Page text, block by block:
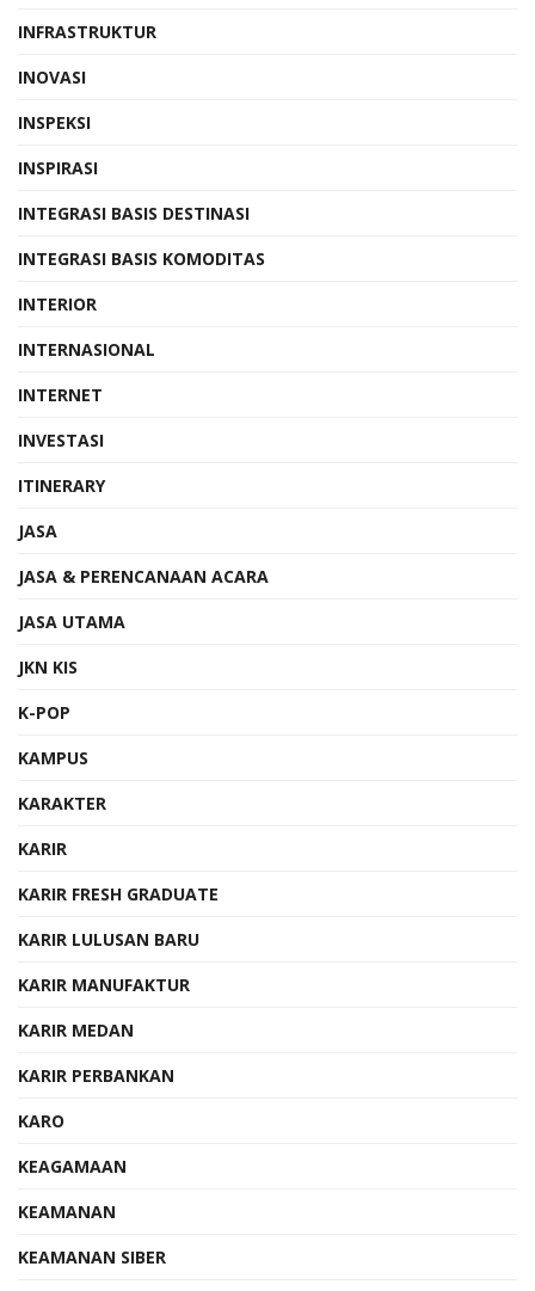
INFRASTRUKTUR
INOVASI
INSPEKSI
INSPIRASI
INTEGRASI BASIS DESTINASI
INTEGRASI BASIS KOMODITAS
INTERIOR
INTERNASIONAL
INTERNET
INVESTASI
ITINERARY
JASA
JASA & PERENCANAAN ACARA
JASA UTAMA
JKN KIS
K-POP
KAMPUS
KARAKTER
KARIR
KARIR FRESH GRADUATE
KARIR LULUSAN BARU
KARIR MANUFAKTUR
KARIR MEDAN
KARIR PERBANKAN
KARO
KEAGAMAAN
KEAMANAN
KEAMANAN SIBER